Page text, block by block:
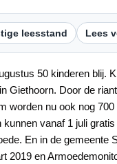
leesstand Lees
50 kinderen blij.
Giethoorn. Door de
worden nu ook nog
vanaf 1 juli
En in de
2019 en